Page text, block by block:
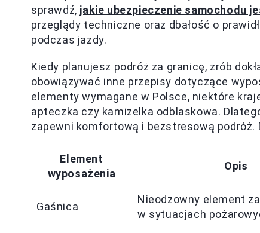
sprawdź, jakie ubezpieczenie samochodu
przeglądy techniczne oraz dbałość o
podczas jazdy.
Kiedy planujesz podróż za granicę, zrób
obowiązywać inne przepisy dotyczące
elementy wymagane w Polsce, niektóre
apteczka czy kamizelka odblaskowa.
zapewni komfortową i bezstresową
Element
wyposażenia
Opis
Gaśnica
Nieodzowny element
w sytuacjach